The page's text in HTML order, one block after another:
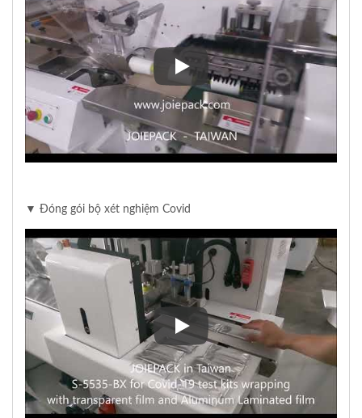
▼ Dây chuyền đóng gói co
▼ Đóng gói bộ xét nghiệm Covid
▼ Đóng gói bộ xét nghiệm